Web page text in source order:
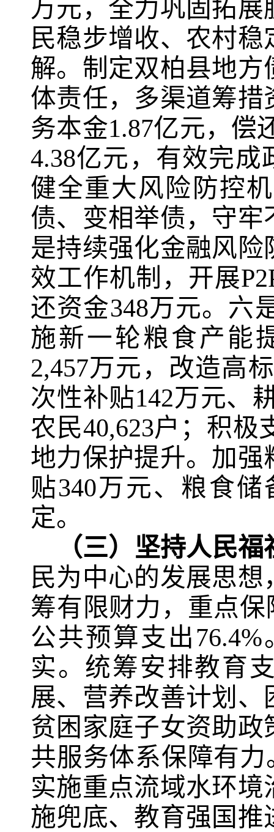
万元，全力巩固拓
民稳步增收、农村
解。制定双柏县地
体责任，多渠道筹
务本金1.87亿元，偿
4.38亿元，有效完成
健全重大风险防控
债、变相举债，守
是持续强化金融风
效工作机制，开展
还资金348万元。六
施新一轮粮食产能
2,457万元，改造高
次性补贴142万元、
农民40,623户；积极
地力保护提升。加
贴340万元、粮食储
定。
（三）坚持人民
民为中心的发展思
筹有限财力，重点
公共预算支出76.4%
实。统筹安排教育
展、营养改善计划
贫困家庭子女资助
共服务体系保障有
实施重点流域水环
施兜底、教育强国